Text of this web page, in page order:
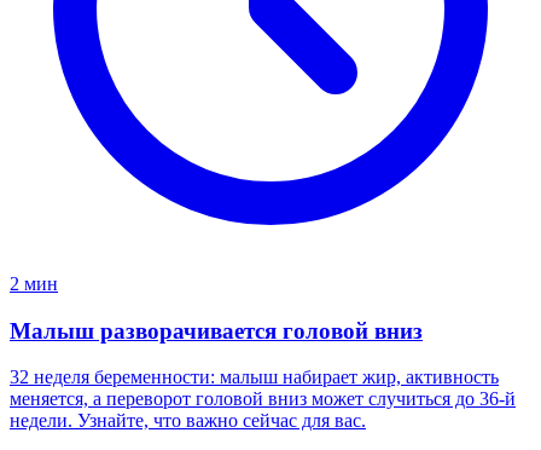
2 мин
Малыш разворачивается головой вниз
32 неделя беременности: малыш набирает жир, активность
меняется, а переворот головой вниз может случиться до 36-й
недели. Узнайте, что важно сейчас для вас.